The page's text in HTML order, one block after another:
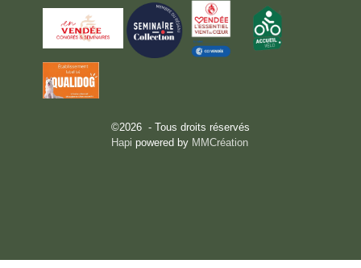
©2026 - Tous droits réservés
Hapi powered by MMCréation